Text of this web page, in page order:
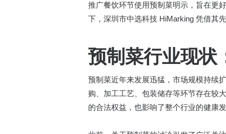
推广餐饮环节使用预制菜明示，旨在更
下，深圳市中选科技 HiMarking 凭借其
预制菜行业现状
预制菜近年来发展迅猛，市场规模持续
购、加工工艺、包装储存等环节存在较
的合法权益，也影响了整个行业的健康发